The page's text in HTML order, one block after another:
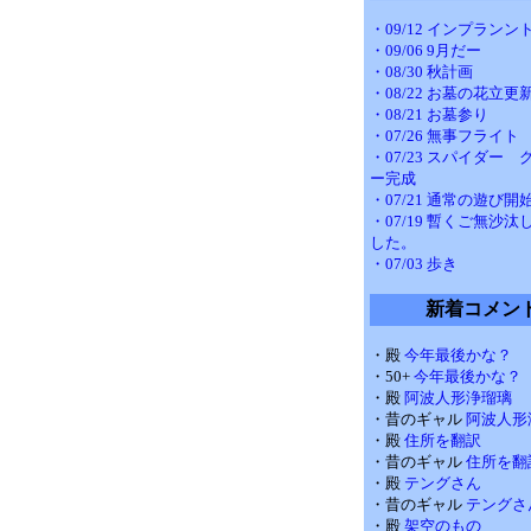
・09/12 インプランント
・09/06 9月だー
・08/30 秋計画
・08/22 お墓の花立更
・08/21 お墓参り
・07/26 無事フライト
・07/23 スパイダー
ー完成
・07/21 通常の遊び開
・07/19 暫くご無沙汰
した。
・07/03 歩き
新着コメン
・殿 今年最後かな？
・50+ 今年最後かな？
・殿 阿波人形浄瑠璃
・昔のギャル 阿波人
・殿 住所を翻訳
・昔のギャル 住所を翻
・殿 テングさん
・昔のギャル テングさ
・殿 架空のもの